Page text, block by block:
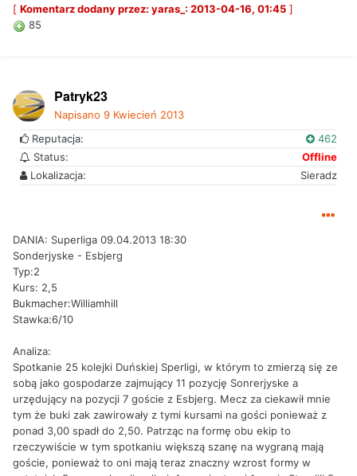
[ Komentarz dodany przez: yaras_: 2013-04-16, 01:45 ]
85
Patryk23
Napisano 9 Kwiecień 2013
Reputacja:
462
Status:
Offline
Lokalizacja:
Sieradz
DANIA: Superliga 09.04.2013 18:30
Sonderjyske - Esbjerg
Typ:2
Kurs: 2,5
Bukmacher:Williamhill
Stawka:6/10
Analiza:
Spotkanie 25 kolejki Duńskiej Sperligi, w którym to zmierzą się ze
sobą jako gospodarze zajmujący 11 pozycję Sonrerjyske a
urzędujący na pozycji 7 goście z Esbjerg. Mecz za ciekawił mnie
tym że buki zak zawirowały z tymi kursami na gości ponieważ z
ponad 3,00 spadł do 2,50. Patrząc na formę obu ekip to
rzeczywiście w tym spotkaniu większą szanę na wygraną mają
goście, ponieważ to oni mają teraz znaczny wzrost formy w